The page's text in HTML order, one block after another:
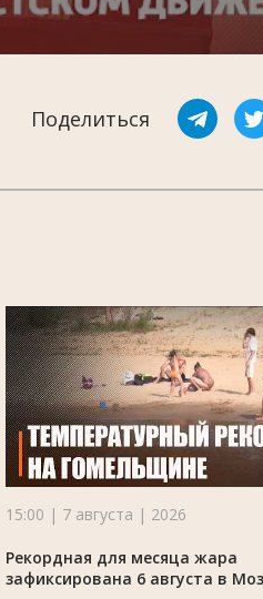
Поделиться
15:00 | 7 августа | 2026
Рекордная для месяца жара
зафиксирована 6 августа в